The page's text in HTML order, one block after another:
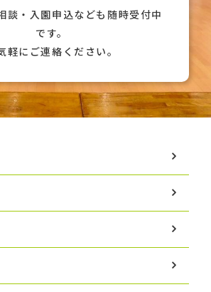
談・入園申込なども随時受付中
です。
軽にご連絡ください。